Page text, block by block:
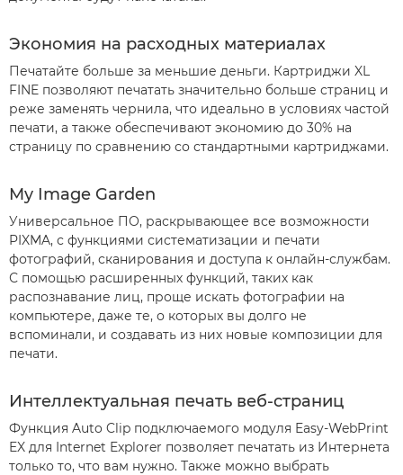
Экономия на расходных материалах
Печатайте больше за меньшие деньги. Картриджи XL
FINE позволяют печатать значительно больше страниц и
реже заменять чернила, что идеально в условиях частой
печати, а также обеспечивают экономию до 30% на
страницу по сравнению со стандартными картриджами.
My Image Garden
Универсальное ПО, раскрывающее все возможности
PIXMA, с функциями систематизации и печати
фотографий, сканирования и доступа к онлайн-службам.
С помощью расширенных функций, таких как
распознавание лиц, проще искать фотографии на
компьютере, даже те, о которых вы долго не
вспоминали, и создавать из них новые композиции для
печати.
Интеллектуальная печать веб-страниц
Функция Auto Clip подключаемого модуля Easy-WebPrint
EX для Internet Explorer позволяет печатать из Интернета
только то, что вам нужно. Также можно выбрать